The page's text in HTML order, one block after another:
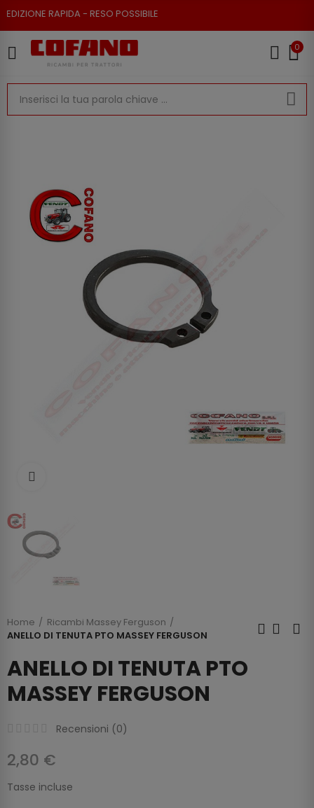
RAPIDA - RESO POSSIBILE
0
Home
Ricambi Massey Ferguson
ANELLO DI TENUTA PTO MASSEY FERGUSON
ANELLO DI TENUTA PTO
MASSEY FERGUSON
Recensioni (0)
2,80 €
Tasse incluse